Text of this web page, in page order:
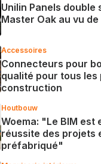
Unilin Panels double
Master Oak au vu
Accessoires
Connecteurs pour
qualité pour tous les
construction
Houtbouw
Woema: "Le BIM est
réussite des projets
préfabriqué"